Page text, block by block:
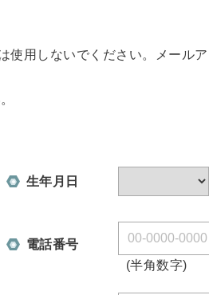
用しないでください。メール
生年月日
電話番号
(半角数字)